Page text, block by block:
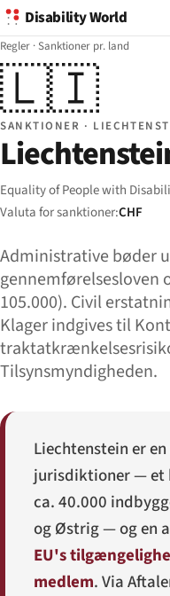
Disability World
Regler ·Sanktioner pr. land
🇱🇮
SANKTIONER ·
Equality of People with
Valuta for sanktioner:CHF
Administrative bøder
gennemførel­sesloven
105.000). Civil
Klager indgives til
Tilsynsmyndigheden.
Liechtenstein er
jurisdiktioner — et
ca. 40.000
og Østrig — og en
EU's
medlem. Via